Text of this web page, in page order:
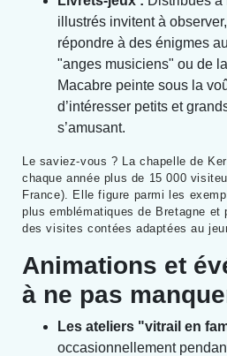
illustrés invitent à
répondre à des énigmes
"anges musiciens" ou de
Macabre peinte sous la
d’intéresser petits et
s’amusant.
Le saviez-vous ? La chapelle de
chaque année plus de 15 000
France). Elle figure parmi les
plus emblématiques de Bretagne et
des visites contées adaptées au
Animations et
à ne pas
Les ateliers "vitrail en
occasionnellement